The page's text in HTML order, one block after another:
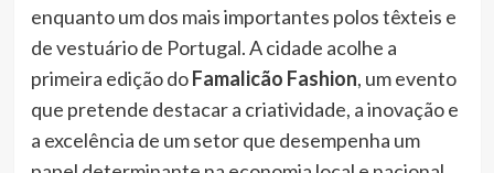
enquanto um dos mais importantes polos têxteis e
de vestuário de Portugal. A cidade acolhe a
primeira edição doFamalicão Fashion, um evento
que pretende destacar a criatividade, a inovação e
a excelência de um setor que desempenha um